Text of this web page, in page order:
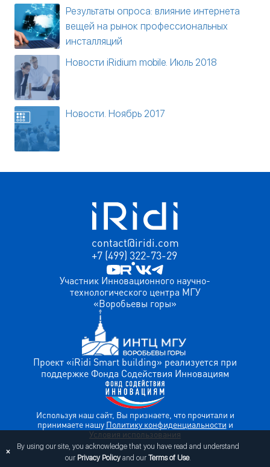
Результаты опроса: влияние интернета
вещей на рынок профессиональных
инсталляций
Новости iRidium mobile. Июль 2018
Новости. Ноябрь 2017
contact@iridi.com
+7 (499) 322-73-29
Участник Инновационного научно-
технологического центра МГУ
«Воробьевы горы»
Проект «iRidi Smart building» реализуется при
поддержке Фонда Содействия Инновациям
Используя наш сайт, Вы признаете, что прочитали и
принимаете нашу Политику конфиденциальности и
Условия использования
×
By using our site, you acknowledge that you have read and understand
our Privacy Policyand our Terms of Use.